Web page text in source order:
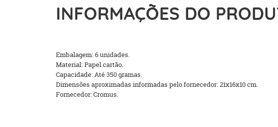
INFORMAÇÕES DO
Embalagem: 6 unidades.
Material: Papel cartão.
Capacidade: Até 350 gramas.
Dimensões aproximadas informadas pelo fornecedor: 21x16x10 cm.
Fornecedor: Cromus.